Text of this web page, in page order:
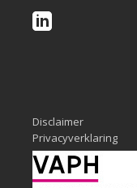
Disclaimer
Privacyverklaring